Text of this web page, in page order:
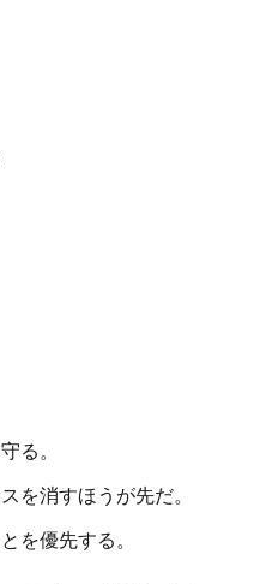
る。
を消すほうが先だ。
を優先する。